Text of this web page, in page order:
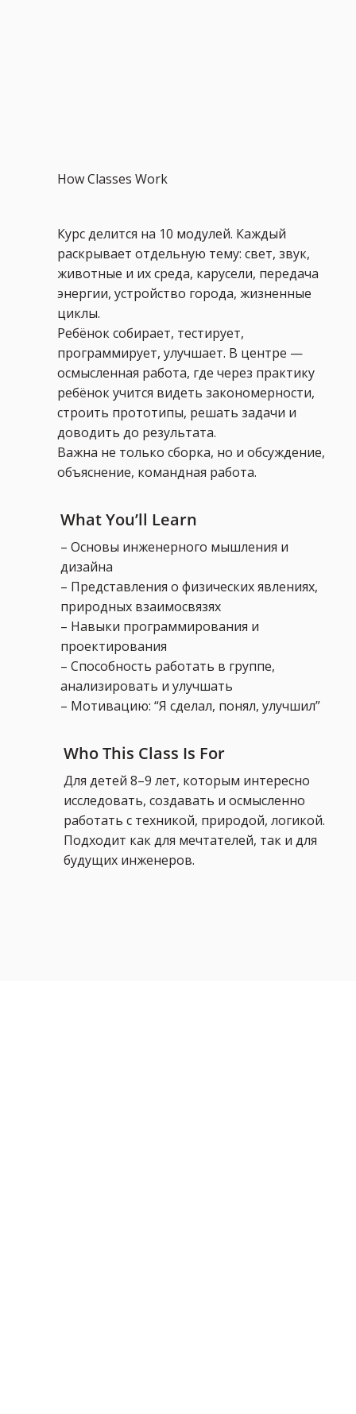
How Classes Work
Курс делится на 10 модулей. Каждый
раскрывает отдельную тему: свет, звук,
животные и их среда, карусели, передача
энергии, устройство города, жизненные
циклы.
Ребёнок собирает, тестирует,
программирует, улучшает. В центре —
осмысленная работа, где через практику
ребёнок учится видеть закономерности,
строить прототипы, решать задачи и
доводить до результата.
Важна не только сборка, но и обсуждение,
объяснение, командная работа.
What You’ll Learn
– Основы инженерного мышления и
дизайна
– Представления о физических явлениях,
природных взаимосвязях
– Навыки программирования и
проектирования
– Способность работать в группе,
анализировать и улучшать
– Мотивацию: “Я сделал, понял, улучшил”
Who This Class Is For
Для детей 8–9 лет, которым интересно
исследовать, создавать и осмысленно
работать с техникой, природой, логикой.
Подходит как для мечтателей, так и для
будущих инженеров.